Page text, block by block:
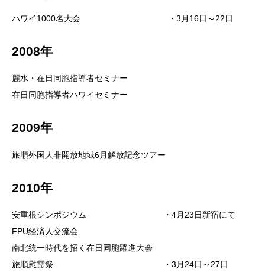
ハワイ1000名大会 ・3月16日～22日
2008年
麗水・在日同胞指導者セミナー
在日同胞指導者ハワイセミナー
2009年
旅順外国人非開放地域6月解放記念ツアー
2010年
安重根シンポジウム ・4月23日新宿にて
FPU経済人交流会
南北統一時代を招く在日同胞躍進大会
旅順慰霊祭 ・3月24日～27日